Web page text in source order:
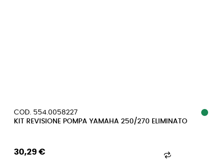
COD. 554.0058227
KIT REVISIONE POMPA YAMAHA 250/270 ELIMINATO
30,29 €